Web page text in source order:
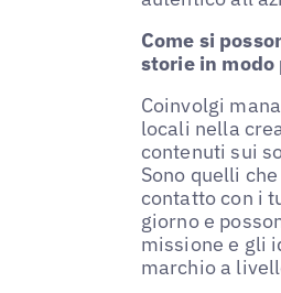
Come si
storie in
Coinvolgi
locali nella
contenuti sui
Sono quelli
contatto con i
giorno e
missione e gli
marchio a